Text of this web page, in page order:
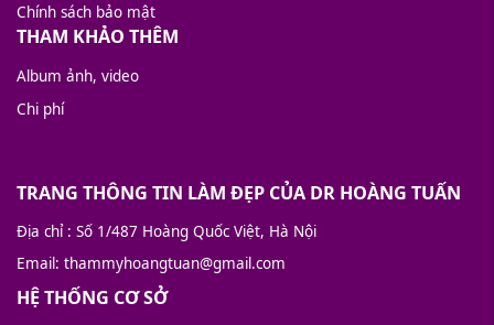
Chính sách bảo mật
THAM KHẢO THÊM
Album ảnh, video
Chi phí
TRANG THÔNG TIN LÀM ĐẸP CỦA DR HOÀNG TUẤN
Địa chỉ: Số 1/487 Hoàng Quốc Việt, Hà Nội
Email : thammyhoangtuan@gmail.com
HỆ THỐNG CƠ SỞ